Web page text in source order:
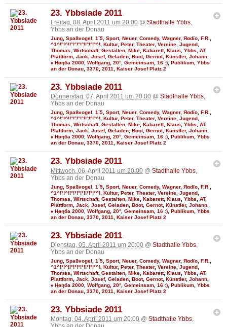
23. Ybbsiade 2011
Freitag, 08. April 2011 um 20:00 @ Stadthalle Ybbs,
Ybbs an der Donau
Jung Spaßvogel 1´5 Sport, Neuer, Comedy, Wagner, Яαdϊo F.R.
^1^!°!^!!°!°!°!°!!°!°!°^! Kultur, Peter, Theater, Vereine Jugend
Thomas
Wirtschaft, Gestalten Mike Kabarett, Klaus Ybbs AT,
Plattform Jack Josef, Geladen Boot, Gernot, Künstler, Johann
♦ Ңөηба 2000 Wolfgang 20° Gemeinsam 16 :) Publikum Ybbs
an der Donau 3370 2011 Kaiser Josef Platz 2
23. Ybbsiade 2011
Donnerstag, 07. April 2011 um 20:00 @ Stadthalle Ybbs,
Ybbs an der Donau
Jung, Spaßvogel, 1´5, Sport, Neuer, Comedy, Wagner, Яαdϊo, F.R.,
^1^!°!^!!°!°!°!°!!°!°!°^!, Kultur, Peter, Theater, Vereine, Jugend,
Thomas, Wirtschaft, Gestalten, Mike, Kabarett, Klaus, Ybbs, AT,
Plattform, Jack, Josef, Geladen, Boot, Gernot, Künstler, Johann,
♦ Ңөηба 2000, Wolfgang, 20°, Gemeinsam, 16 :), Publikum, Ybbs
an der Donau, 3370, 2011, Kaiser Josef Platz 2
23. Ybbsiade 2011
Mittwoch, 06. April 2011 um 20:00 @ Stadthalle Ybbs
Ybbs an der Donau
Jung Spaßvogel 1´5 Sport, Neuer, Comedy, Wagner, Яαdϊo F.R.
^1^!°!^!!°!°!°!°!!°!°!°^! Kultur, Peter, Theater, Vereine Jugend
Thomas
Wirtschaft, Gestalten Mike Kabarett, Klaus Ybbs AT,
Plattform Jack Josef, Geladen Boot, Gernot, Künstler, Johann
♦ Ңөηба 2000 Wolfgang 20° Gemeinsam 16 :) Publikum Ybbs
an der Donau 3370 2011 Kaiser Josef Platz 2
23. Ybbsiade 2011
Dienstag, 05. April 2011 um 20:00 @ Stadthalle Ybbs,
Ybbs an der Donau
Jung Spaßvogel 1´5 Sport, Neuer, Comedy, Wagner, Яαdϊo F.R.
^1^!°!^!!°!°!°!°!!°!°!°^! Kultur, Peter, Theater, Vereine Jugend
Thomas
Wirtschaft, Gestalten Mike Kabarett, Klaus Ybbs AT,
Plattform Jack Josef, Geladen Boot, Gernot, Künstler, Johann
♦ Ңөηба 2000 Wolfgang 20° Gemeinsam 16 :) Publikum Ybbs
an der Donau 3370 2011 Kaiser Josef Platz 2
23. Ybbsiade 2011
Montag, 04. April 2011 um 20:00 @ Stadthalle Ybbs,